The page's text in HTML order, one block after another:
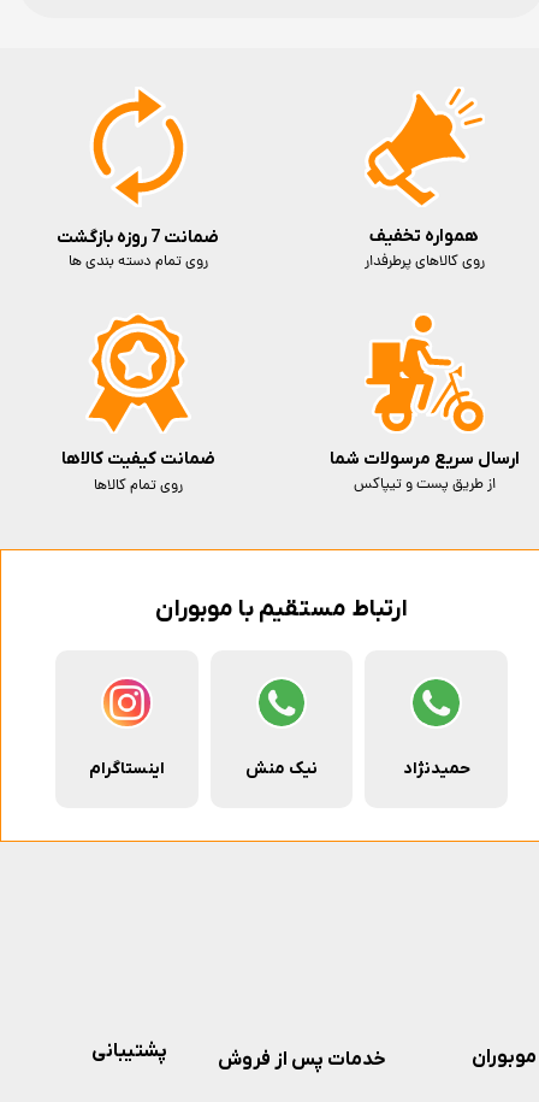
ارتباط مستقیم با موبوران
حمیدنژاد نیک منش اینستاگرام
ضمانت 7 روزه بازگشت
روی تمام دسته بندی ها
ارسال سریع مرسولات شما
از طریق پست و تیپاکس
ضمانت کیفیت کالاها
روی تمام کالاها
همواره تخفیف
روی کالاهای پرطرفدار
پشتیبانی موبوران خدمات پس از فروش